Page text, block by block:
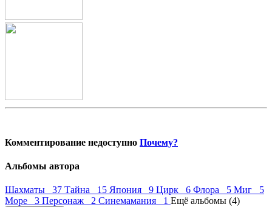
Комментирование недоступно Почему?
Альбомы автора
Шахматы 37 Тайна 15 Япония 9 Цирк 6 Флора 5 Миг 5
Море 3 Персонаж 2 Синемамания 1 Ещё альбомы (4)